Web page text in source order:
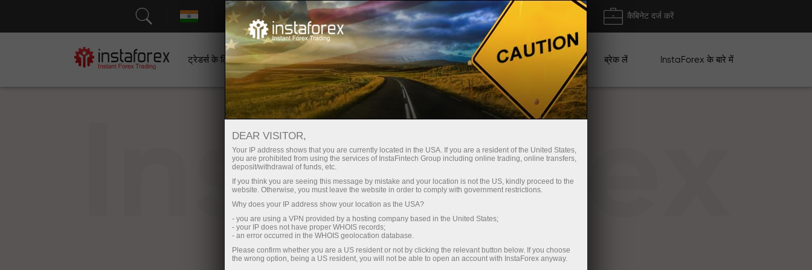
सहायता तुरंत खाता खोलना ट्रेडिंग प्लेटफॉर्म कैबिनेट दर्ज करें
ट्रेडर्स के लिए शुरुआती के लिए निवेशकों के लिए भागीदारों के लिए अभियान ब्रेक लें InstaForex के बारे में
InstaForex
DEAR VISITOR,
Your IP address shows that you are currently located in the USA. If you are a resident of the United States,
you are prohibited from using the services of InstaFintech Group including online trading, online transfers,
deposit/withdrawal of funds, etc.
If you think you are seeing this message by mistake and your location is not the US, kindly proceed to the
website. Otherwise, you must leave the website in order to comply with government restrictions.
Why does your IP address show your location as the USA?
- you are using a VPN provided by a hosting company based in the United States;
- your IP does not have proper WHOIS records;
- an error occurred in the WHOIS geolocation database.
Please confirm whether you are a US resident or not by clicking the relevant button below. If you choose
the wrong option, being a US resident, you will not be able to open an account with InstaForex anyway.